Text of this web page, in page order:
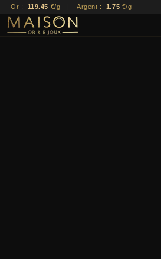
Or : 119.45 €/g | Argent : 1.75 €/g